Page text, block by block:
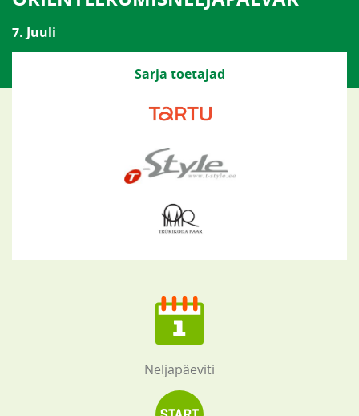
7. Juuli
Sarja toetajad
Neljapäeviti